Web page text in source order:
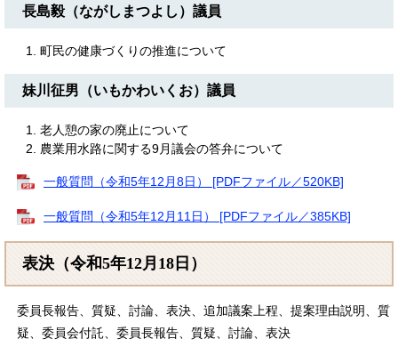
長島毅（ながしまつよし）議員
町民の健康づくりの推進について
妹川征男（いもかわいくお）議員
老人憩の家の廃止について
農業用水路に関する9月議会の答弁について
一般質問（令和5年12月8日） [PDFファイル／520KB]
一般質問（令和5年12月11日） [PDFファイル／385KB]
表決（令和5年12月18日）
委員長報告、質疑、討論、表決、追加議案上程、提案理由説明、質
疑、委員会付託、委員長報告、質疑、討論、表決